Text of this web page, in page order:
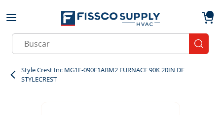
Skip to main content
Site Search
Style Crest Inc MG1E-090F1ABM2 FURNACE 90K 20IN DF
STYLECREST